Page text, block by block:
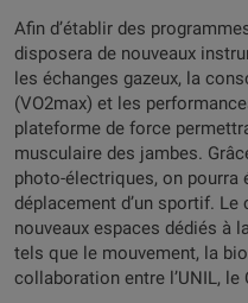
Afin d’établir des
disposera de nouveaux
les échanges gazeux, la
(VO2max) et les
plateforme de force
musculaire des jambes.
photo-électriques, on pourra
déplacement d’un sportif.
nouveaux espaces dédiés à
tels que le mouvement, la
collaboration entre l’UNIL, le